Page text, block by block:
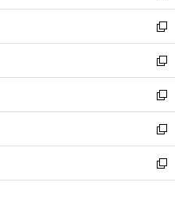
開
く
ウ
で
開
く
ン
ド
ウ
で
開
く
ウ
ィ
ン
ド
ウ
で
開
く
し
い
ウ
ィ
ン
ド
ウ
で
開
く
新
し
い
ウ
ィ
ン
ド
ウ
で
開
新
し
い
ウ
ィ
ン
ド
ウ
新
し
い
ウ
ィ
ン
新
し
い
ウ
新
し